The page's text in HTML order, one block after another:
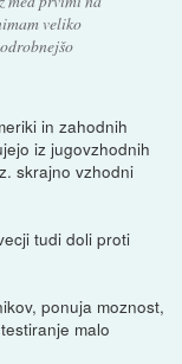
veliko
in zahodnih
iz jugovzhodnih
skrajno vzhodni
tudi doli proti
ponuja moznost,
malo